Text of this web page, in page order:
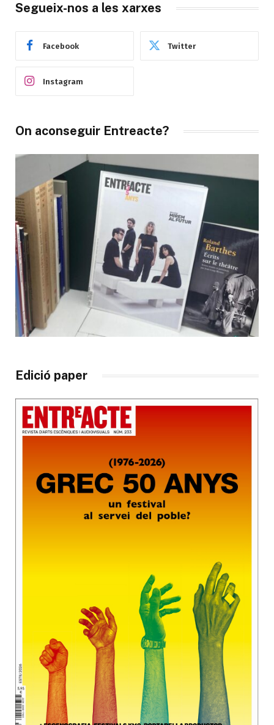
Segueix-nos a les xarxes
Facebook Twitter
Instagram
On aconseguir Entreacte?
Edició paper